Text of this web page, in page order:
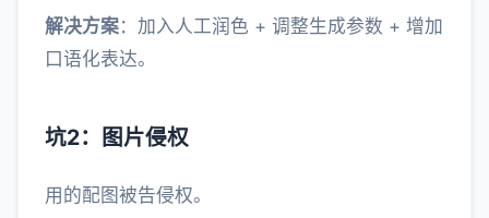
解决方案：加入人工润色 + 调整生成参数 + 增加
口语化表达。
坑2：图片侵权
用的配图被告侵权。